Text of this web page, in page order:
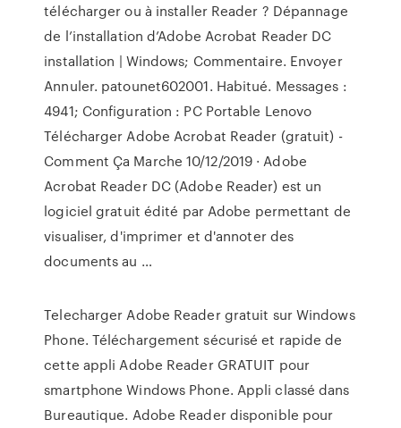
télécharger ou à installer Reader ? Dépannage
de l’installation d’Adobe Acrobat Reader DC
installation | Windows; Commentaire. Envoyer
Annuler. patounet602001. Habitué. Messages :
4941; Configuration : PC Portable Lenovo
Télécharger Adobe Acrobat Reader (gratuit) -
Comment Ça Marche 10/12/2019 · Adobe
Acrobat Reader DC (Adobe Reader) est un
logiciel gratuit édité par Adobe permettant de
visualiser, d'imprimer et d'annoter des
documents au …
Telecharger Adobe Reader gratuit sur Windows
Phone. Téléchargement sécurisé et rapide de
cette appli Adobe Reader GRATUIT pour
smartphone Windows Phone. Appli classé dans
Bureautique. Adobe Reader disponible pour